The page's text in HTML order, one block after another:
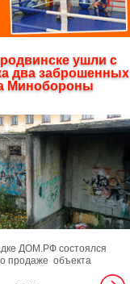
ушли с
два заброшенных
Минобороны
ДОМ.РФ состоялся
продаже объекта
строительства в